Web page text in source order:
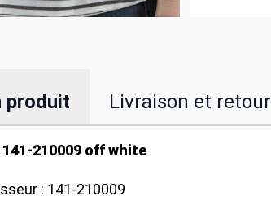
produit Livraison et retour
210009 off white
: 141-210009